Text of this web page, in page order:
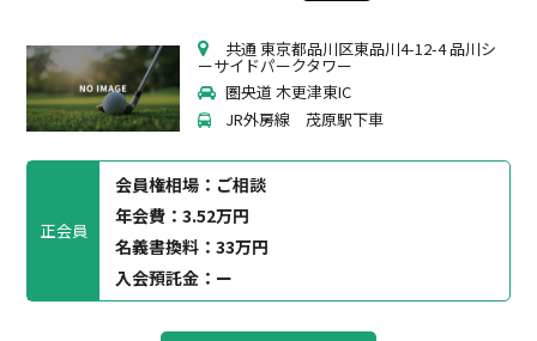
共通 東京都品川区東品川4-12-4 品川シ
ーサイドパークタワー
圏央道 木更津東IC
JR外房線 茂原駅下車
正会員
会員権相場： ご相談
年会費：3.52万円
名義書換料：33万円
入会預託金：ー